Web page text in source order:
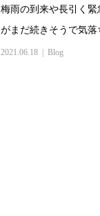
梅雨の到来や長引く
がまだ続きそうで気落
2021.06.18 Blog